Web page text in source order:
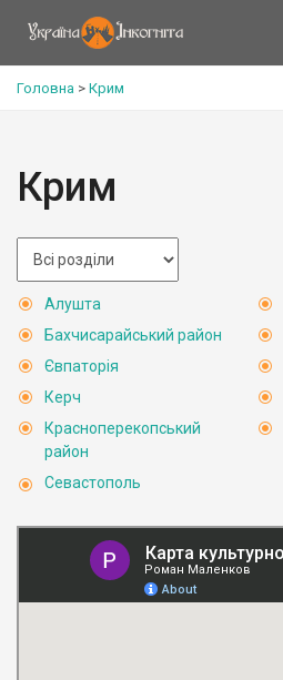
Головна > Крим
Крим
Алушта
Бахчисарайський район
Євпаторія
Керч
Красноперекопський
район
Севастополь